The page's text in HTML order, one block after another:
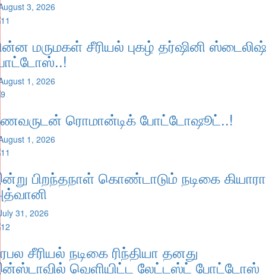
3, 2026
மருமகள் சீரியல் புகழ் தர்ஷினி ஸ்டைலிஷ்
1, 2026
ரொமான்டிக் போட்டோஷூட்..!
1, 2026
பிறந்தநாள் கொண்டாடும் நடிகை கியாரா
31, 2026
சீரியல் நடிகை ரிந்தியா தனது
வெளியிட்ட லேட்டஸ்ட் போட்டோஸ்